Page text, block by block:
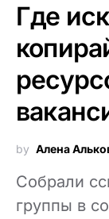
Где
by Алена
Собрали
группы в